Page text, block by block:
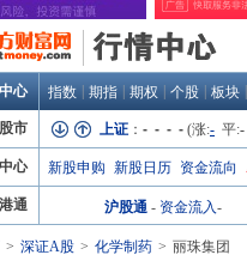
心 指数 期指 期权 个股 板块
市 上证 ： - - - - (涨:- 平:-
心 新股申购 新股日历 资金流向
通 沪股通 - 资金流入-
深证A股 化学制药 丽珠集团